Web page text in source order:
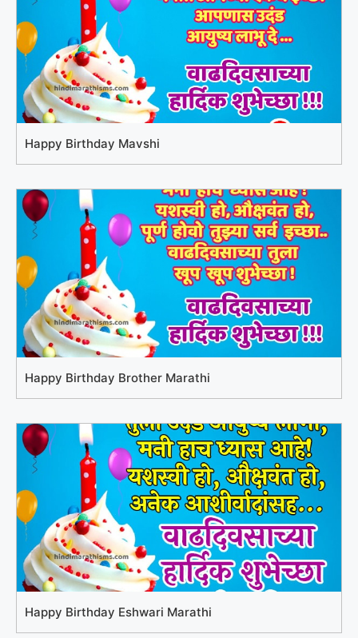
Happy Birthday Mavshi
Happy Birthday Brother Marathi
Happy Birthday Eshwari Marathi